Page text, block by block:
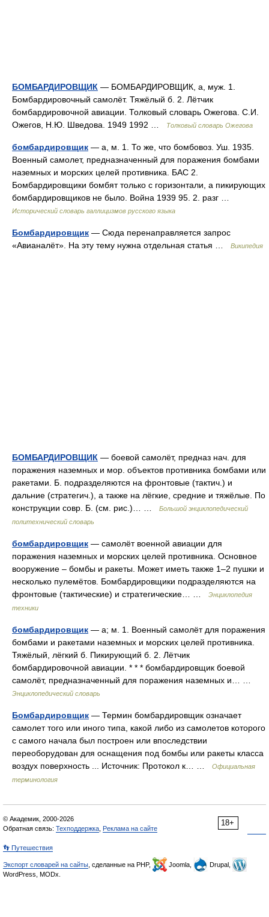
БОМБАРДИРОВЩИК — БОМБАРДИРОВЩИК, а, муж. 1.
Бомбардировочный самолёт. Тяжёлый б. 2. Лётчик
бомбардировочной авиации. Толковый словарь Ожегова. С.И.
Ожегов, Н.Ю. Шведова. 1949 1992 …
Толковый словарь Ожегова
бомбардировщик — а, м. 1. То же, что бомбовоз. Уш. 1935.
Военный самолет, предназначенный для поражения бомбами
наземных и морских целей противника. БАС 2.
Бомбардировщики бомбят только с горизонтали, а пикирующих
бомбардировщиков не было. Война 1939 95. 2. разг …
Исторический словарь галлицизмов русского языка
Бомбардировщик — Сюда перенаправляется запрос
«Авианалёт». На эту тему нужна отдельная статья …
Википедия
БОМБАРДИРОВЩИК — боевой самолёт, предназ нач. для
поражения наземных и мор. объектов противника бомбами или
ракетами. Б. подразделяются на фронтовые (тактич.) и
дальние (стратегич.), а также на лёгкие, средние и тяжёлые. По
конструкции совр. Б. (см. рис.)… …
Большой энциклопедический
политехнический словарь
бомбардировщик — самолёт военной авиации для
поражения наземных и морских целей противника. Основное
вооружение – бомбы и ракеты. Может иметь также 1–2 пушки и
несколько пулемётов. Бомбардировщики подразделяются на
фронтовые (тактические) и стратегические… …
Энциклопедия
техники
бомбардировщик — а; м. 1. Военный самолёт для поражения
бомбами и ракетами наземных и морских целей противника.
Тяжёлый, лёгкий б. Пикирующий б. 2. Лётчик
бомбардировочной авиации. * * * бомбардировщик боевой
самолёт, предназначенный для поражения наземных и… …
Энциклопедический словарь
Бомбардировщик — Термин бомбардировщик означает
самолет того или иного типа, какой либо из самолетов которого
с самого начала был построен или впоследствии
переоборудован для оснащения под бомбы или ракеты класса
воздух поверхность ... Источник: Протокол к… …
Официальная
терминология
18+
© Академик, 2000-2026
Обратная связь: Техподдержка Реклама на сайте
👣 Путешествия
Экспорт словарей на сайты , сделанные на PHP, Joomla,
Drupal,
WordPress, MODx.